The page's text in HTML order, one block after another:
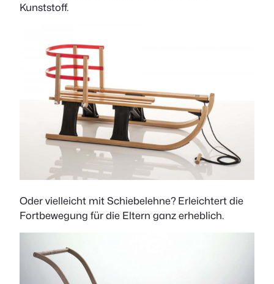
Kunststoff.
Oder vielleicht mit Schiebelehne? Erleichtert die
Fortbewegung für die Eltern ganz erheblich.